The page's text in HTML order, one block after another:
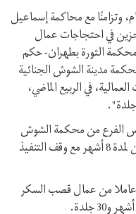
وتزامنًا مع محاكمة إسماعيل
في احتجاجات عمال
الثورة بطهران- حکم
مدينة الشوش الجنائية
في الربيع الماضي،
نفس الفرع من محكمة الشوش
الجنائية على 9 من عمال هفت تبه "بالسجن لمدة 8 أشهر مع وقف التنفيذ
وهكذا يكون قد حُكم، حتى الآن، على 16 عاملا من عمال قصب السكر